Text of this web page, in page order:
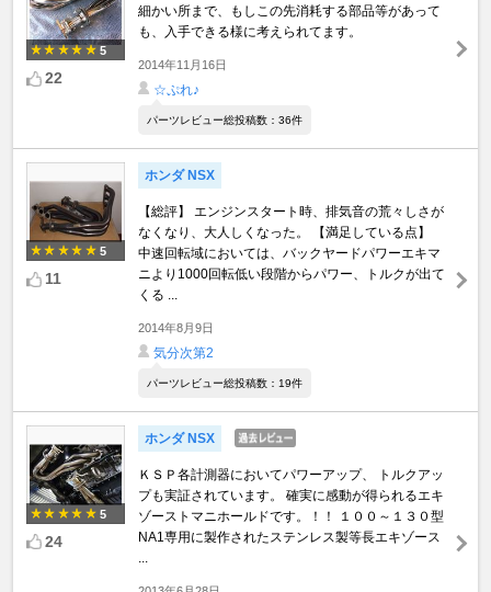
5
22
細かい所まで、もしこの先消耗する部品等があって
も、入手できる様に考えられてます。
2014年11月16日
☆ぷれ♪
パーツレビュー総投稿数：36件
5
11
ホンダ NSX
【総評】 エンジンスタート時、排気音の荒々しさが
なくなり、大人しくなった。 【満足している点】
中速回転域においては、バックヤードパワーエキマ
ニより1000回転低い段階からパワー、トルクが出て
くる ...
2014年8月9日
気分次第2
パーツレビュー総投稿数：19件
5
24
ホンダ NSX
ＫＳＰ各計測器においてパワーアップ、 トルクアッ
プも実証されています。 確実に感動が得られるエキ
ゾーストマニホールドです。！！ １００～１３０型
NA1専用に製作されたステンレス製等長エキゾース
...